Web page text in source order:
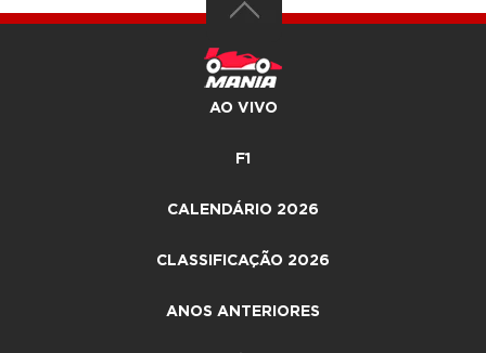
AO VIVO
F1
CALENDÁRIO 2026
CLASSIFICAÇÃO 2026
ANOS ANTERIORES